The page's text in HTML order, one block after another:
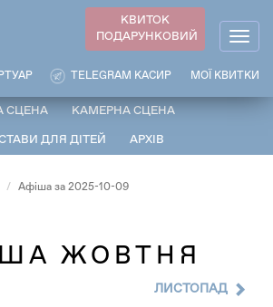
КВИТОК
ПОДАРУНКОВИЙ
МОЇ КВИТКИ
TELEGRAM КАСИР
СЦЕНА КАМЕРНА СЦЕНА
ДЛЯ ДІТЕЙ АРХІВ
Афіша за 2025-10-09
ЖОВТНЯ
ЛИСТОПАД